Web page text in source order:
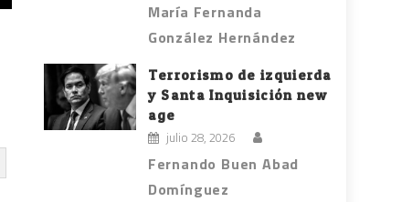
María Fernanda
González Hernández
Terrorismo de izquierda
y Santa Inquisición new
age
julio 28, 2026
Fernando Buen Abad
Domínguez